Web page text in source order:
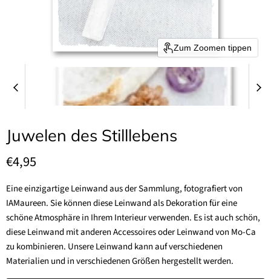
Zum Zoomen tippen
Juwelen des Stilllebens
Aktueller Preis
€4,95
Eine einzigartige Leinwand aus der Sammlung, fotografiert von
IAMaureen. Sie können diese Leinwand als Dekoration für eine
schöne Atmosphäre in Ihrem Interieur verwenden. Es ist auch schön,
diese Leinwand mit anderen Accessoires oder Leinwand von Mo-Ca
zu kombinieren. Unsere Leinwand kann auf verschiedenen
Materialien und in verschiedenen Größen hergestellt werden.